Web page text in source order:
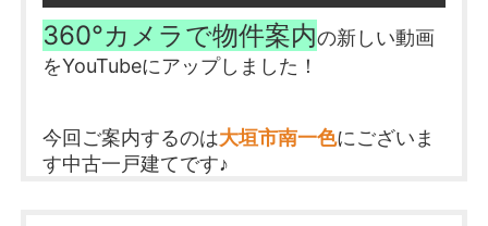
③2021年1月16日（土）16：00～
16：30の約30分間
YouTube生配信で抽選会を行いますので、ご覧くだ
★生配信中にはダブルチャンスも
ございます！！
VR内見ページから気になる室内をお確かめく
ださい！
360°カメラで物件案内の新しい動画
をYouTubeにアップしました！
今回ご案内するのは大垣市南一色にございま
す中古一戸建てです♪